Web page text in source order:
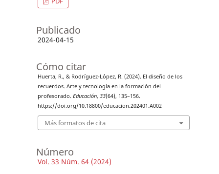
Publicado
2024-04-15
Cómo citar
Huerta, R., & Rodríguez-López, R. (2024). El diseño de los
recuerdos. Arte y tecnología en la formación del
profesorado. Educación, 33(64), 135–156.
https://doi.org/10.18800/educacion.202401.A002
Más formatos de cita
Número
Vol. 33 Núm. 64 (2024)